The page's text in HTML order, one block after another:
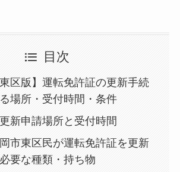
目次
東区版】運転免許証の更新手続
場所・受付時間・条件
新申請場所と受付時間
市東区民が運転免許証を更新
要な種類・持ち物